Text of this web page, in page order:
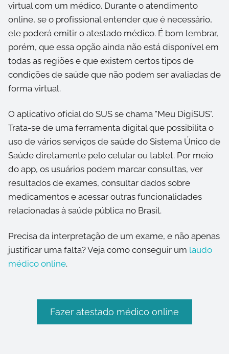
virtual com um médico. Durante o atendimento
online, se o profissional entender que é necessário,
ele poderá emitir o atestado médico. É bom lembrar,
porém, que essa opção ainda não está disponível em
todas as regiões e que existem certos tipos de
condições de saúde que não podem ser avaliadas de
forma virtual.
O aplicativo oficial do SUS se chama "Meu DigiSUS".
Trata-se de uma ferramenta digital que possibilita o
uso de vários serviços de saúde do Sistema Único de
Saúde diretamente pelo celular ou tablet. Por meio
do app, os usuários podem marcar consultas, ver
resultados de exames, consultar dados sobre
medicamentos e acessar outras funcionalidades
relacionadas à saúde pública no Brasil.
Precisa da interpretação de um exame, e não apenas
justificar uma falta? Veja como conseguir um laudo
médico online.
Fazer atestado médico online